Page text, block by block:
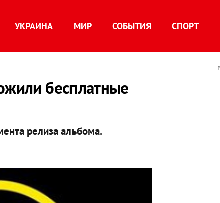
УКРАИНА МИР СОБЫТИЯ СПОРТ
бесплатные
релиза альбома.